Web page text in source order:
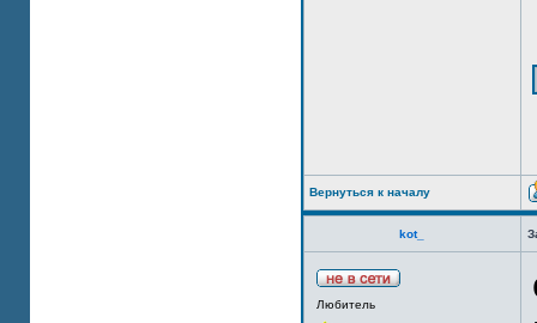
Вернуться к началу
kot_
Любитель